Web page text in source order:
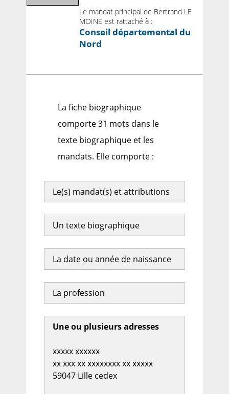
Le mandat principal de Bertrand LE
MOINE est rattaché à :
Conseil départemental du
Nord
La fiche biographique
comporte 31 mots dans le
texte biographique et les
mandats. Elle comporte :
Le(s) mandat(s) et attributions
Un texte biographique
La date ou année de naissance
La profession
Une ou plusieurs adresses
xxxxx xxxxxx
xx xxx xx xxxxxxxx xx xxxxx
59047 Lille cedex